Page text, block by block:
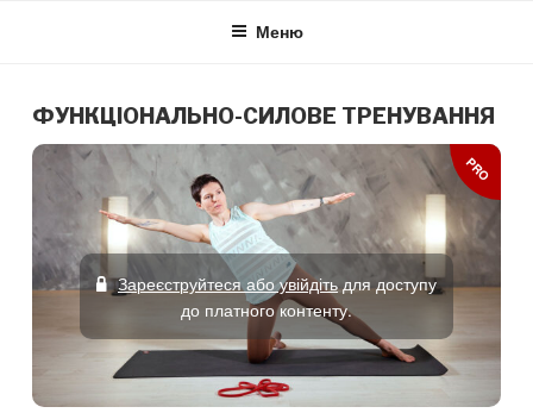
Меню
ФУНКЦІОНАЛЬНО-СИЛОВЕ ТРЕНУВАННЯ
PRO
Зареєструйтеся або увійдітьдля доступу
до платного контенту.